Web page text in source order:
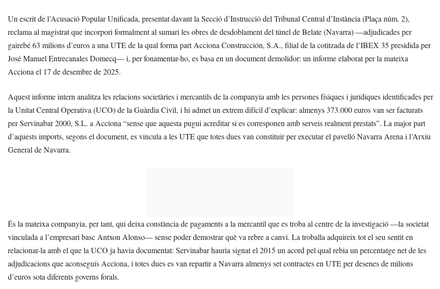
Un escrit de l’Acusació Popular Unificada, presentat davant la Secció d’Instrucció del Tribunal Central d’Instància (Plaça núm. 2),
reclama al magistrat que incorpori formalment al sumari les obres de desdoblament del túnel de Belate (Navarra) —adjudicades per
gairebé 63 milions d’euros a una UTE de la qual forma part Acciona Construcción, S.A., filial de la cotitzada de l’IBEX 35 presidida per
José Manuel Entrecanales Domecq— i, per fonamentar-ho, es basa en un document demolidor: un informe elaborat per la mateixa
Acciona el 17 de desembre de 2025.
Aquest informe intern analitza les relacions societàries i mercantils de la companyia amb les persones físiques i jurídiques identificades per
la Unitat Central Operativa (UCO) de la Guàrdia Civil, i hi admet un extrem difícil d’explicar: almenys 373.000 euros van ser facturats
per Servinabar 2000, S.L. a Acciona “sense que aquesta pugui acreditar si es corresponen amb serveis realment prestats”. La major part
d’aquests imports, segons el document, es vincula a les UTE que totes dues van constituir per executar el pavelló Navarra Arena i l’Arxiu
General de Navarra.
És la mateixa companyia, per tant, qui deixa constància de pagaments a la mercantil que es troba al centre de la investigació —la societat
vinculada a l’empresari basc Antxon Alonso— sense poder demostrar què va rebre a canvi. La troballa adquireix tot el seu sentit en
relacionar-la amb el que la UCO ja havia documentat: Servinabar hauria signat el 2015 un acord pel qual rebia un percentatge net de les
adjudicacions que aconseguís Acciona, i totes dues es van repartir a Navarra almenys set contractes en UTE per desenes de milions
d’euros sota diferents governs forals.